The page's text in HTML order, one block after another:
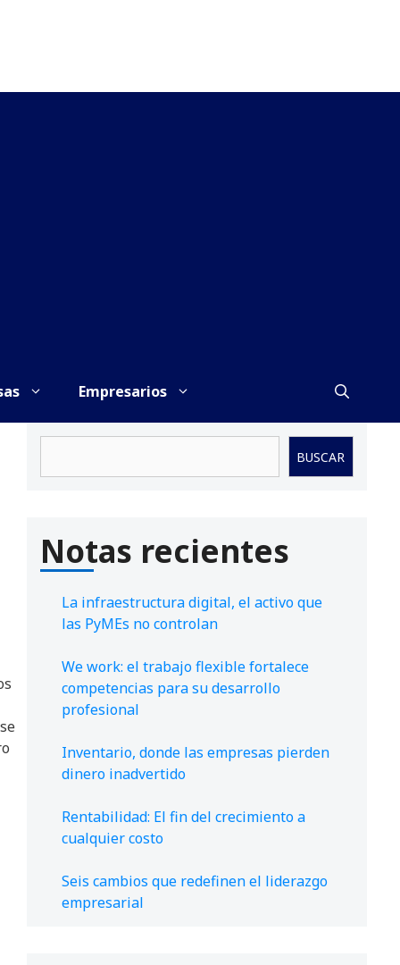
Empresarios
BUSCAR
Notas recientes
La infraestructura digital, el activo que
las PyMEs no controlan
We work: el trabajo flexible fortalece
competencias para su desarrollo
profesional
Inventario, donde las empresas pierden
dinero inadvertido
Rentabilidad: El fin del crecimiento a
cualquier costo
Seis cambios que redefinen el liderazgo
empresarial